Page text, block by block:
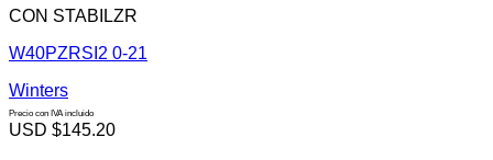
CON STABILZR
W40PZRSI2 0-21
Winters
Precio con IVA incluido
USD $145.20